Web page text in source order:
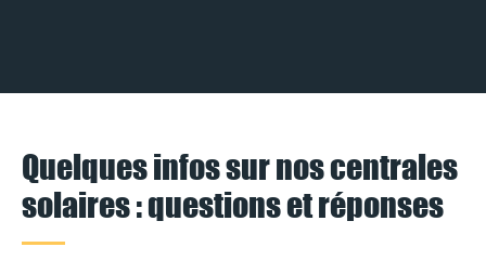
Quelques infos sur nos centrales
solaires : questions et réponses